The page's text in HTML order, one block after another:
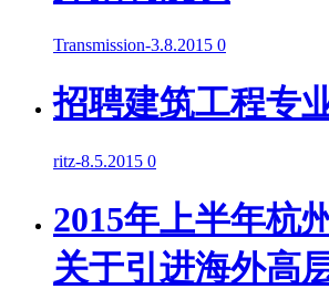
Transmission-3.8.2015 0
招聘建筑工程专
ritz-8.5.2015 0
2015年上半年杭
关于引进海外高